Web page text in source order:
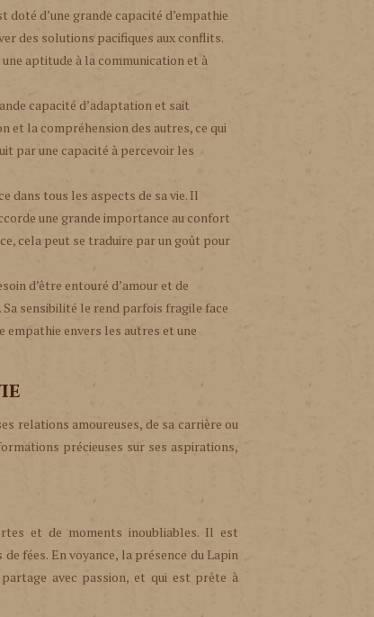
d’une grande capacité d’empathie
des solutions pacifiques aux conflits.
aptitude à la communication et à
capacité d’adaptation et sait
et la compréhension des autres, ce qui
par une capacité à percevoir les
dans tous les aspects de sa vie. Il
une grande importance au confort
cela peut se traduire par un goût pour
d’être entouré d’amour et de
sensibilité le rend parfois fragile face
envers les autres et une
relations amoureuses, de sa carrière ou
précieuses sur ses aspirations,
et de moments inoubliables. Il est
fées. En voyance, la présence du Lapin
avec passion, et qui est prête à